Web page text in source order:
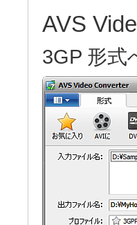
AVS
3GP 形式